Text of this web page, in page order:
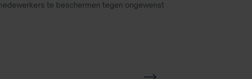
te beschermen tegen ongewenst